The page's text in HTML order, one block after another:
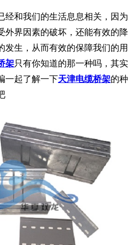
经和我们的生活息息相关，因为
外界因素的破坏，还能有效的降
发生，从而有效的保障我们的用
架只有你知道的那一种吗，其实
一起了解一下天津电缆桥架的种